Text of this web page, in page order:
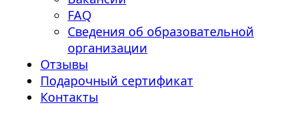
FAQ
Сведения об образовательной
организации
Отзывы
Подарочный сертификат
Контакты